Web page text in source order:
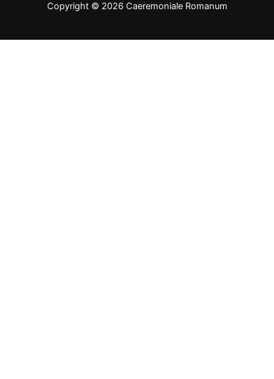
Copyright © 2026 Caeremoniale Romanum